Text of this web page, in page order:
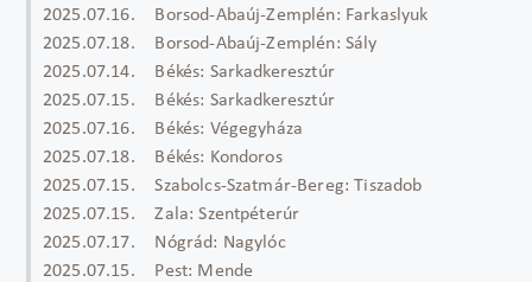
2025.07.16. Borsod-Abaúj-Zemplén: Farkaslyuk
2025.07.18. Borsod-Abaúj-Zemplén: Sály
2025.07.14. Békés: Sarkadkeresztúr
2025.07.15. Békés: Sarkadkeresztúr
2025.07.16. Békés: Végegyháza
2025.07.18. Békés: Kondoros
2025.07.15. Szabolcs-Szatmár-Bereg: Tiszadob
2025.07.15. Zala: Szentpéterúr
2025.07.17. Nógrád: Nagylóc
2025.07.15. Pest: Mende